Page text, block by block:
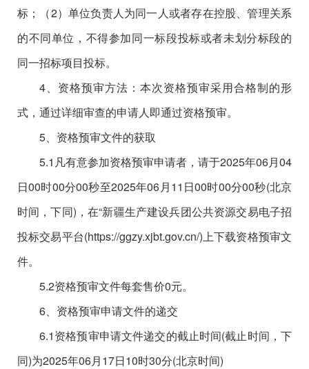
标；（2）单位负责人为同一人或者存在控股、管理关系
的不同单位，不得参加同一标段投标或者未划分标段的
同一招标项目投标。
4、资格预审方法：本次资格预审采用合格制的形
式，通过详细审查的申请人即通过资格预审。
5、资格预审文件的获取
5.1凡有意参加资格预审申请者 ，请于2025年06月04
日00时00分00秒至2025年06月11 日00时00分00秒(北京
时间，下同)，在“新疆生产建设兵团公共资源交易电子招
投标交易平台(https://ggzy.xjbt.gov.cn/)上下载资格预审文
件。
5.2资格预审文件每套售价0元。
6、资格预审申请文件的递交
6.1资格预审申请文件递交的截止时间(截止时间，下
同)为2025年06月17日10时30分(北京时间)